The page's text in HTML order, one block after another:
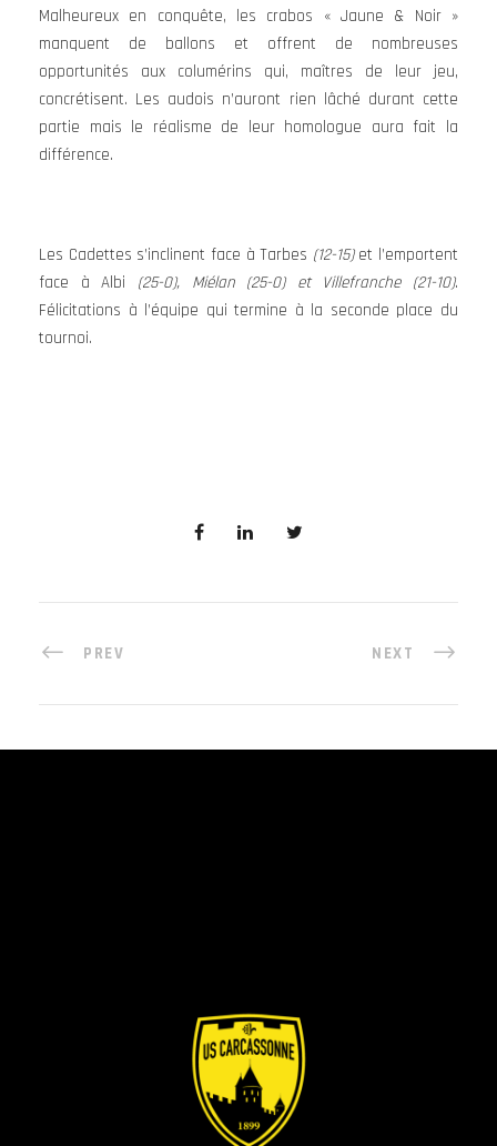
Malheureux en conquête, les crabos « Jaune & Noir »
manquent de ballons et offrent de nombreuses
opportunités aux columérins qui, maîtres de leur jeu,
concrétisent. Les audois n’auront rien lâché durant cette
partie mais le réalisme de leur homologue aura fait la
différence.
Les Cadettes s’inclinent face à Tarbes (12-15)et l’emportent
face à Albi (25-0), Miélan (25-0) et Villefranche (21-10).
Félicitations à l’équipe qui termine à la seconde place du
tournoi.
PREV NEXT